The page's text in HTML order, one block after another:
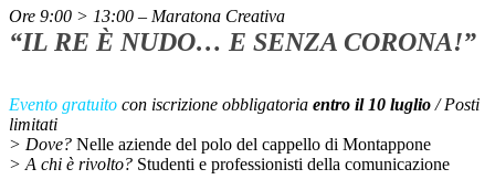
Ore 9:00 > 13:00 – Maratona Creativa
“IL RE È NUDO… E SENZA CORONA!”
Evento gratuito con iscrizione obbligatoria entro il 10 luglio / Posti
limitati
> Dove? Nelle aziende del polo del cappello di Montappone
> A chi è rivolto? Studenti e professionisti della comunicazione